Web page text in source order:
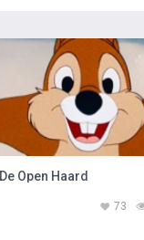
De Open Haard
73